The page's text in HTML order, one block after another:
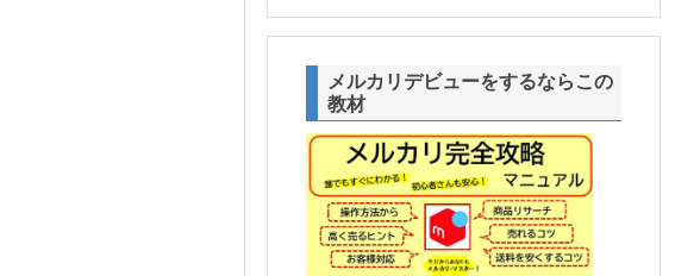
メルカリデビューをするならこの
教材